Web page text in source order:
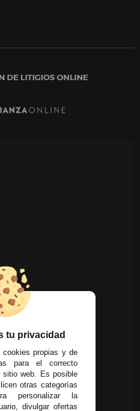
tu privacidad
cookies propias y de
para el correcto
sitio web. Es posible
otras categorías
personalizar la
divulgar ofertas